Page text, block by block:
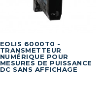
EOLIS 6000T0 -
TRANSMETTEUR
NUMÉRIQUE POUR
MESURES DE PUISSANCE
DC SANS AFFICHAGE